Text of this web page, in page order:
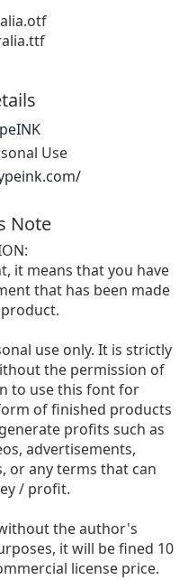
Use
Note
it means that you have
that has been made
use only. It is strictly
the permission of
to use this font for
of finished products
profits such as
advertisements,
or any terms that can
/ profit.
the author's
it will be fined 10
license price.